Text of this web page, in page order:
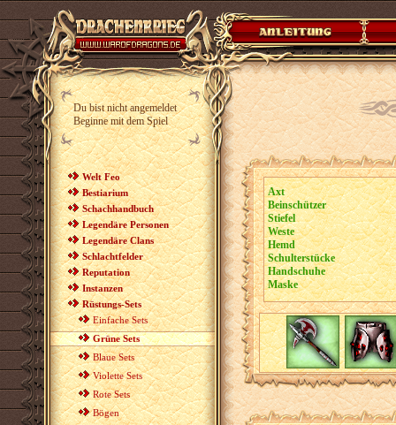
Du bist nicht angemeldet
Beginne mit dem Spiel
Welt Feo
Bestiarium
Schachhandbuch
Legendäre Personen
Legendäre Clans
Schlachtfelder
Reputation
Instanzen
Rüstungs-Sets
Einfache Sets
Grüne Sets
Blaue Sets
Violette Sets
Rote Sets
Bögen
Axt
Beinschützer
Stiefel
Weste
Hemd
Schulterstücke
Handschuhe
Maske